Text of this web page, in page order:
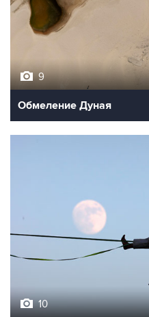
9
Обмеление Дуная
10